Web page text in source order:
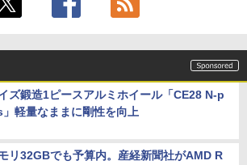
ズ鍛造1ピースアルミホイール「CE28 N-p
軽量なままに剛性を向上
リ32GBでも予算内。産経新聞社がAMD R